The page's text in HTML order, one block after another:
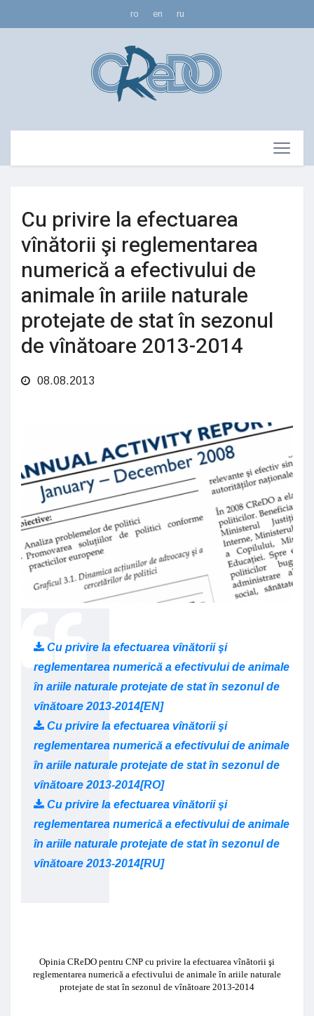
ro en ru
Cu privire la efectuarea
vînătorii şi reglementarea
numerică a efectivului de
animale în ariile naturale
protejate de stat în sezonul
de vînătoare 2013-2014
08.08.2013
Cu privire la efectuarea vînătorii şi
reglementarea numerică a efectivului de animale
în ariile naturale protejate de stat în sezonul de
vînătoare 2013-2014[EN]
Cu privire la efectuarea vînătorii şi
reglementarea numerică a efectivului de animale
în ariile naturale protejate de stat în sezonul de
vînătoare 2013-2014[RO]
Cu privire la efectuarea vînătorii şi
reglementarea numerică a efectivului de animale
în ariile naturale protejate de stat în sezonul de
vînătoare 2013-2014[RU]
Opinia CReDO pentru CNP cu privire la efectuarea vînătorii şi
reglementarea numerică a efectivului de animale în ariile naturale
protejate de stat în sezonul de vînătoare 2013-2014